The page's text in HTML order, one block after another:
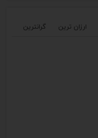
ارزان ترین گرانترین